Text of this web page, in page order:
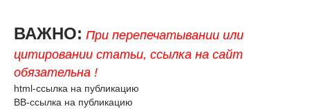
ВАЖНО: При перепечатывании или
цитировании статьи, ссылка на сайт
обязательна !
html-ссылка на публикацию
BB-ссылка на публикацию